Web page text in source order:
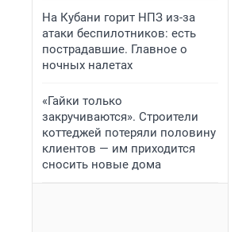
На Кубани горит НПЗ из-за
атаки беспилотников: есть
пострадавшие. Главное о
ночных налетах
«Гайки только
закручиваются». Строители
коттеджей потеряли половину
клиентов — им приходится
сносить новые дома